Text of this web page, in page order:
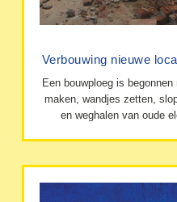
Verbouwing nieuwe
Een bouwploeg is
maken, wandjes zetten,
en weghalen van oude